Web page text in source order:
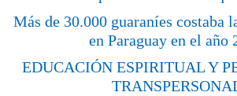
Más de 30.000 guaraníes costaba
en Paraguay en el año
EDUCACIÓN ESPIRITUAL Y